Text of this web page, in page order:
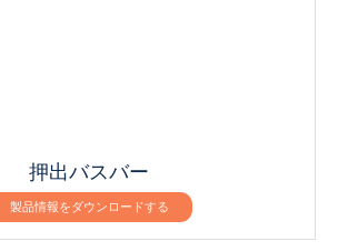
押出バスバー
製品情報をダウンロードする